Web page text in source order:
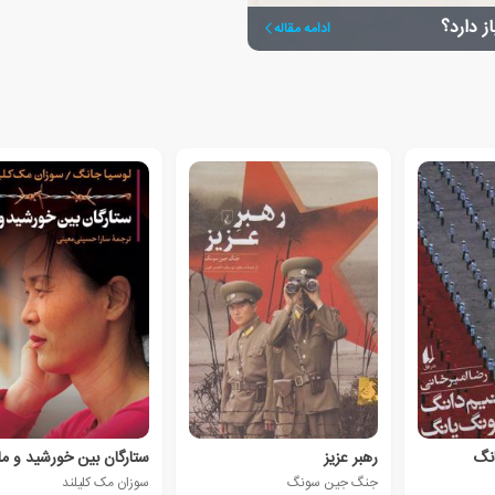
دارد؟ ادامه مقاله
رهبر عزیز
جنگ جین سونگ
ستارگان بین خورشید و
سوزان مک کلیلند